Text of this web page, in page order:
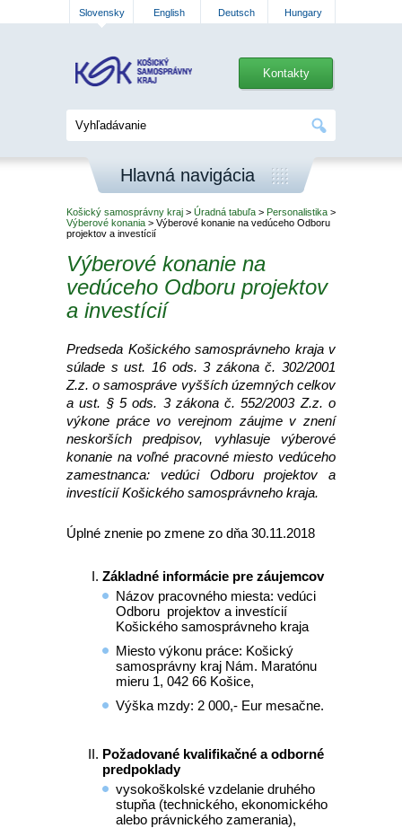
Slovensky English Deutsch Hungary
Kontakty
Hlavná navigácia
Košický samosprávny kraj > Úradná tabuľa > Personalistika >
Výberové konania > Výberové konanie na vedúceho Odboru
projektov a investícií
Výberové konanie na
vedúceho Odboru projektov
a investícií
Predseda Košického samosprávneho kraja v
súlade s ust. 16 ods. 3 zákona č. 302/2001
Z.z. o samospráve vyšších územných celkov
a ust. § 5 ods. 3 zákona č. 552/2003 Z.z. o
výkone práce vo verejnom záujme v znení
neskorších predpisov, vyhlasuje výberové
konanie na voľné pracovné miesto vedúceho
zamestnanca: vedúci Odboru projektov a
investícií Košického samosprávneho kraja.
Úplné znenie po zmene zo dňa 30.11.2018
Základné informácie pre záujemcov
Názov pracovného miesta: vedúci
Odboru projektov a investícií
Košického samosprávneho kraja
Miesto výkonu práce: Košický
samosprávny kraj Nám. Maratónu
mieru 1, 042 66 Košice,
Výška mzdy: 2 000,- Eur mesačne.
Požadované kvalifikačné a odborné
predpoklady
vysokoškolské vzdelanie druhého
stupňa (technického, ekonomického
alebo právnického zamerania),